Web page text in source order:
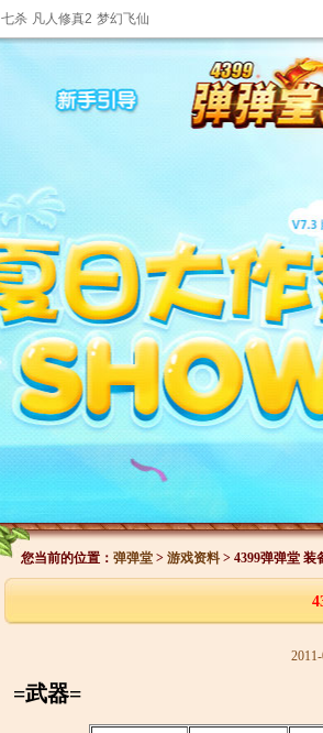
七杀 凡人修真2 梦幻飞仙
您当前的位置： 弹弹堂> 游戏资料> 4399弹弹堂 装
=武器=